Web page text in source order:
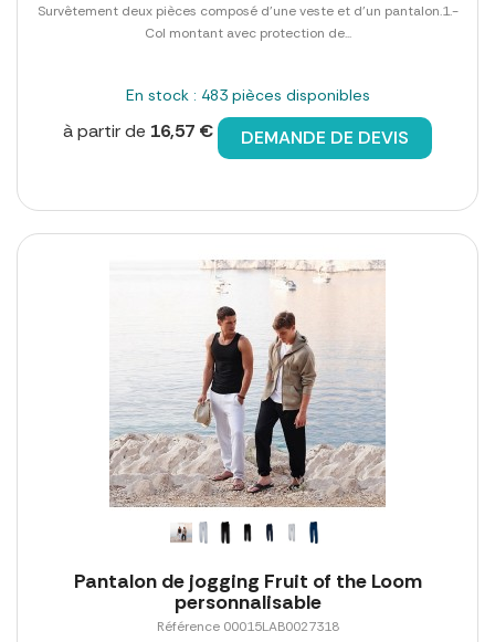
Survêtement deux pièces composé d'une veste et d'un pantalon.1.-
Col montant avec protection de...
En stock : 483 pièces disponibles
à partir de 16,57 € DEMANDE DE DEVIS
Pantalon de jogging Fruit of the Loom
personnalisable
Référence 00015LAB0027318